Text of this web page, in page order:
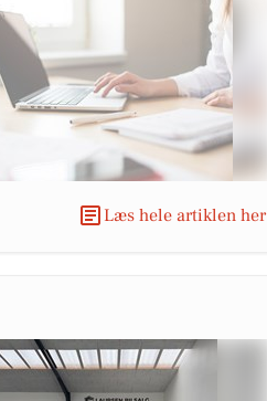
Læs hele artiklen her